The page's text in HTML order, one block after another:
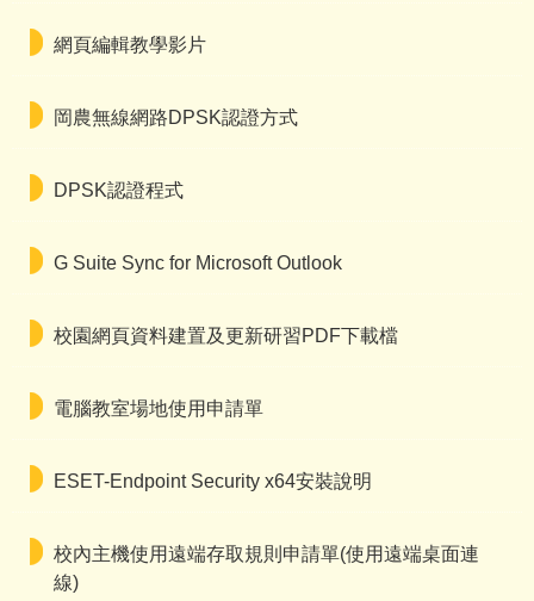
網頁編輯教學影片
岡農無線網路DPSK認證方式
DPSK認證程式
G Suite Sync for Microsoft Outlook
校園網頁資料建置及更新研習PDF下載檔
電腦教室場地使用申請單
ESET-Endpoint Security x64安裝說明
校內主機使用遠端存取規則申請單(使用遠端桌面連
線)